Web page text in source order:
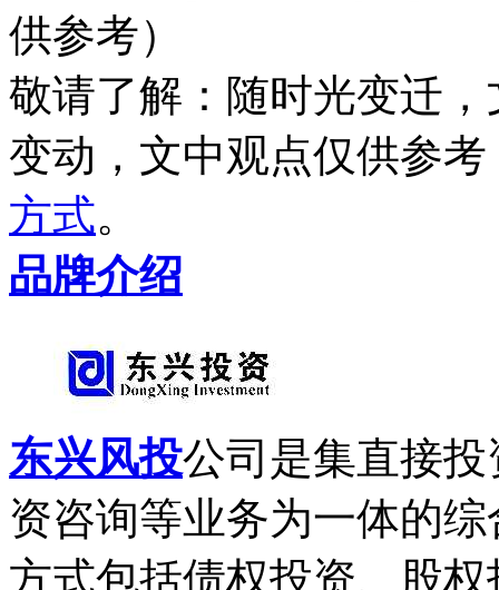
供参考）
敬请了解 ：随时光变迁
变动，文中观点仅供参考
方式。
品牌介绍
东兴风投公司是集直接
资咨询等业务为一体的
方式包括债权投资、股